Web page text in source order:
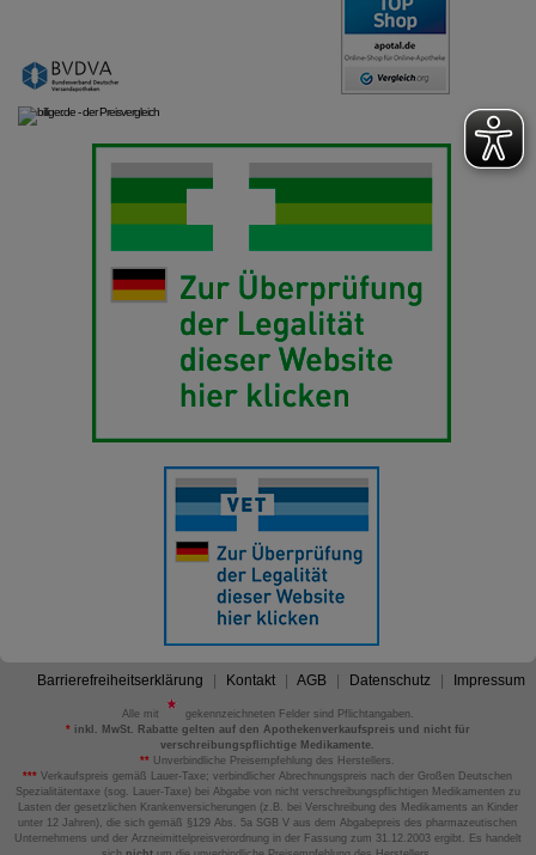
Barrierefreiheitserklärung Kontakt AGB Datenschutz Impressum
Alle mit
gekennzeichneten Felder sind Pflichtangaben.
*inkl. MwSt. Rabatte gelten auf den Apothekenverkaufspreis und nicht für
verschreibungspflichtige Medikamente.
** Unverbindliche Preisempfehlung des Herstellers.
*** Verkaufspreis gemäß Lauer-Taxe; verbindlicher Abrechnungspreis nach der Großen Deutschen
Spezialitätentaxe (sog. Lauer-Taxe) bei Abgabe von nicht verschreibungspflichtigen Medikamenten zu
Lasten der gesetzlichen Krankenversicherungen (z.B. bei Verschreibung des Medikaments an Kinder
unter 12 Jahren), die sich gemäß §129 Abs. 5a SGB V aus dem Abgabepreis des pharmazeutischen
Unternehmens und der Arzneimittelpreisverordnung in der Fassung zum 31.12.2003 ergibt. Es handelt